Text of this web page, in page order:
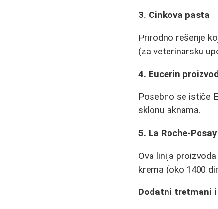
3. Cinkova pasta
Prirodno rešenje
(za veterinarsku
4. Eucerin
Posebno se ističe
sklonu aknama.
5. La Roche-
Ova linija
krema (oko 1400
Dodatni tretmani